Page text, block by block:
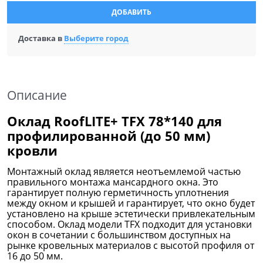
ДОБАВИТЬ
Доставка в Выберите город
Описание
Оклад RoofLITE+ ТFX 78*140 для
профилированной (до 50 мм)
кровли
Монтажный оклад является неотъемлемой частью
правильного монтажа мансардного окна. Это
гарантирует полную герметичность уплотнения
между окном и крышей и гарантирует, что окно будет
установлено на крыше эстетически привлекательным
способом. Оклад модели ТFX подходит для установки
окон в сочетании с большинством доступных на
рынке кровельных материалов с высотой профиля от
16 до 50 мм.